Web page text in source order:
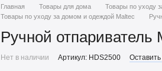
Главная Товары для дома
Товары по уходу
Товары по уходу за домом и одеждой Maltec
Ручной отпариватель
Нет в наличии Артикул: HDS2500